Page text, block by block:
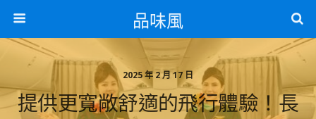
品味風
2025 年 2 月 17 日
提供更寬敞舒適的飛行體驗！長